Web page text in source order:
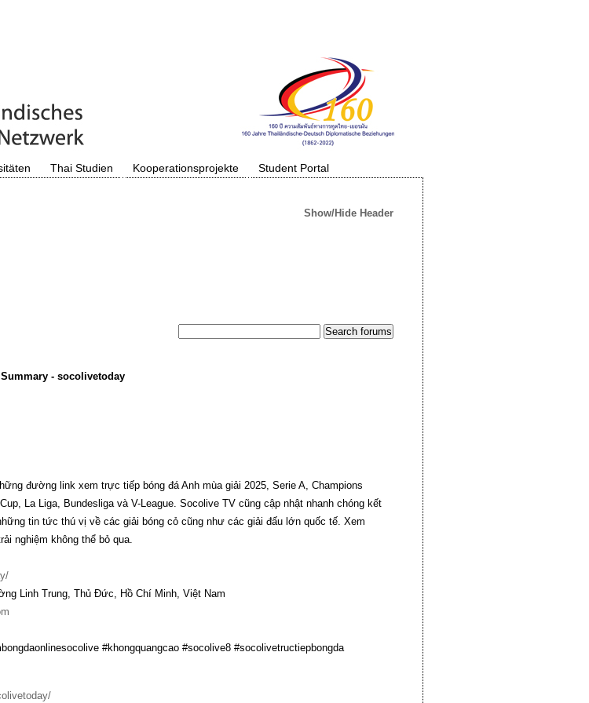
Thai Studien Kooperationsprojekte Student Portal
Show/Hide Header
Summary - socolivetoday
đường link xem trực tiếp bóng đá Anh mùa giải 2025, Serie A, Champions
La Liga, Bundesliga và V-League. Socolive TV cũng cập nhật nhanh chóng kết
tin tức thú vị về các giải bóng cỏ cũng như các giải đấu lớn quốc tế. Xem
nghiệm không thể bỏ qua.
Linh Trung, Thủ Đức, Hồ Chí Minh, Việt Nam
#khongquangcao #socolive8 #socolivetructiepbongda